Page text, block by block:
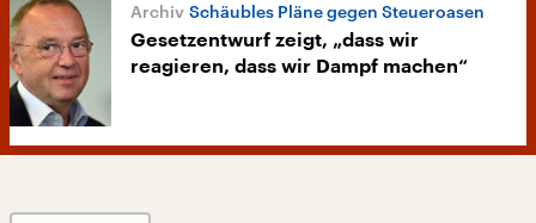
Schäubles Pläne gegen Steueroasen
Gesetzentwurf zeigt, „dass wir
reagieren, dass wir Dampf machen“